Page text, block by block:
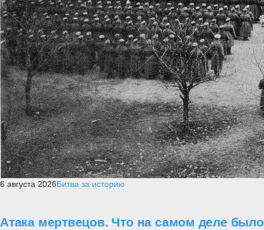
6 августа 2026Битва за историю
Атака мертвецов. Что на самом деле было